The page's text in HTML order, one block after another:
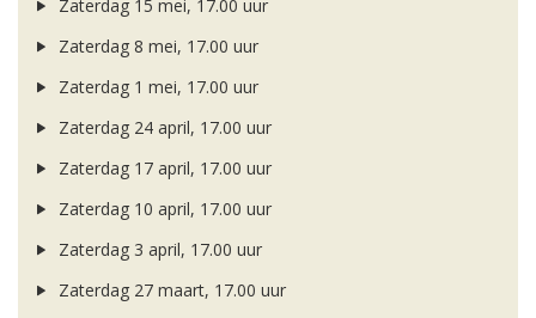
Zaterdag 15 mei, 17.00 uur
Zaterdag 8 mei, 17.00 uur
Zaterdag 1 mei, 17.00 uur
Zaterdag 24 april, 17.00 uur
Zaterdag 17 april, 17.00 uur
Zaterdag 10 april, 17.00 uur
Zaterdag 3 april, 17.00 uur
Zaterdag 27 maart, 17.00 uur